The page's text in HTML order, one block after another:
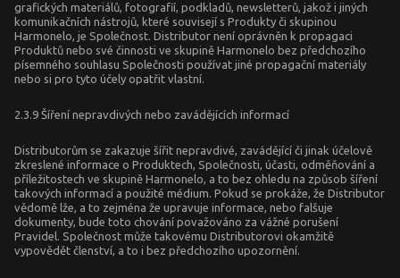
grafických materiálů, fotografií, podkladů, newsletterů, jakož i jiných
komunikačních nástrojů, které souvisejí s Produkty či skupinou
Harmonelo, je Společnost. Distributor není oprávněn k propagaci
Produktů nebo své činnosti ve skupině Harmonelo bez předchozího
písemného souhlasu Společnosti používat jiné propagační materiály
nebo si pro tyto účely opatřit vlastní.
2.3.9 Šíření nepravdivých nebo zavádějících informací
Distributorům se zakazuje šířit nepravdivé, zavádějící či jinak účelově
zkreslené informace o Produktech, Společnosti, účasti, odměňování a
příležitostech ve skupině Harmonelo, a to bez ohledu na způsob šíření
takových informací a použité médium. Pokud se prokáže, že Distributor
vědomě lže, a to zejména že upravuje informace, nebo falšuje
dokumenty, bude toto chování považováno za vážné porušení
Pravidel. Společnost může takovému Distributorovi okamžitě
vypovědět členství, a to i bez předchozího upozornění.